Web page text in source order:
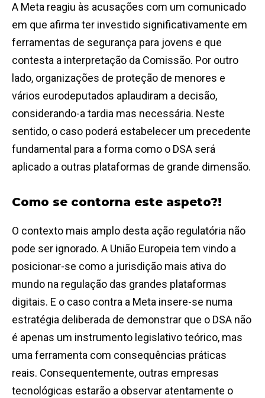
A Meta reagiu às acusações com um comunicado
em que afirma ter investido significativamente em
ferramentas de segurança para jovens e que
contesta a interpretação da Comissão. Por outro
lado, organizações de proteção de menores e
vários eurodeputados aplaudiram a decisão,
considerando-a tardia mas necessária. Neste
sentido, o caso poderá estabelecer um precedente
fundamental para a forma como o DSA será
aplicado a outras plataformas de grande dimensão.
Como se contorna este aspeto?!
O contexto mais amplo desta ação regulatória não
pode ser ignorado. A União Europeia tem vindo a
posicionar-se como a jurisdição mais ativa do
mundo na regulação das grandes plataformas
digitais. E o caso contra a Meta insere-se numa
estratégia deliberada de demonstrar que o DSA não
é apenas um instrumento legislativo teórico, mas
uma ferramenta com consequências práticas
reais. Consequentemente, outras empresas
tecnológicas estarão a observar atentamente o